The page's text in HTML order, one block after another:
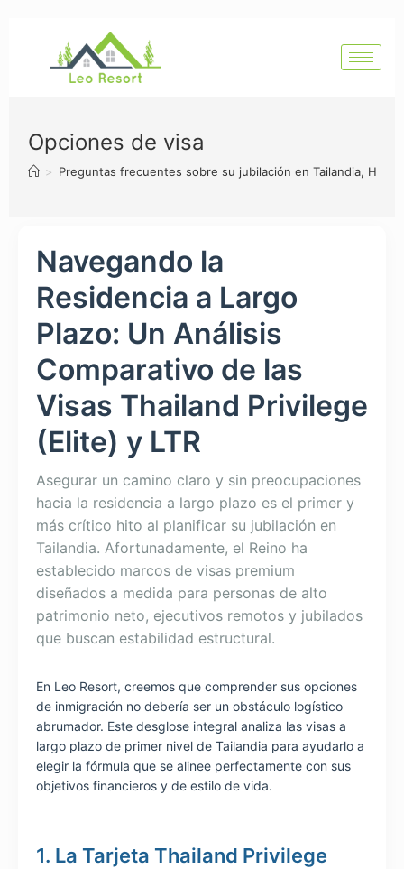
Opciones de visa
> Preguntas frecuentes sobre su jubilación en Tailandia, Hua
Navegando la
Residencia a Largo
Plazo: Un Análisis
Comparativo de las
Visas Thailand Privilege
(Elite) y LTR
Asegurar un camino claro y sin preocupaciones
hacia la residencia a largo plazo es el primer y
más crítico hito al planificar su jubilación en
Tailandia. Afortunadamente, el Reino ha
establecido marcos de visas premium
diseñados a medida para personas de alto
patrimonio neto, ejecutivos remotos y jubilados
que buscan estabilidad estructural.
En Leo Resort, creemos que comprender sus opciones
de inmigración no debería ser un obstáculo logístico
abrumador. Este desglose integral analiza las visas a
largo plazo de primer nivel de Tailandia para ayudarlo a
elegir la fórmula que se alinee perfectamente con sus
objetivos financieros y de estilo de vida.
1. La Tarjeta Thailand Privilege